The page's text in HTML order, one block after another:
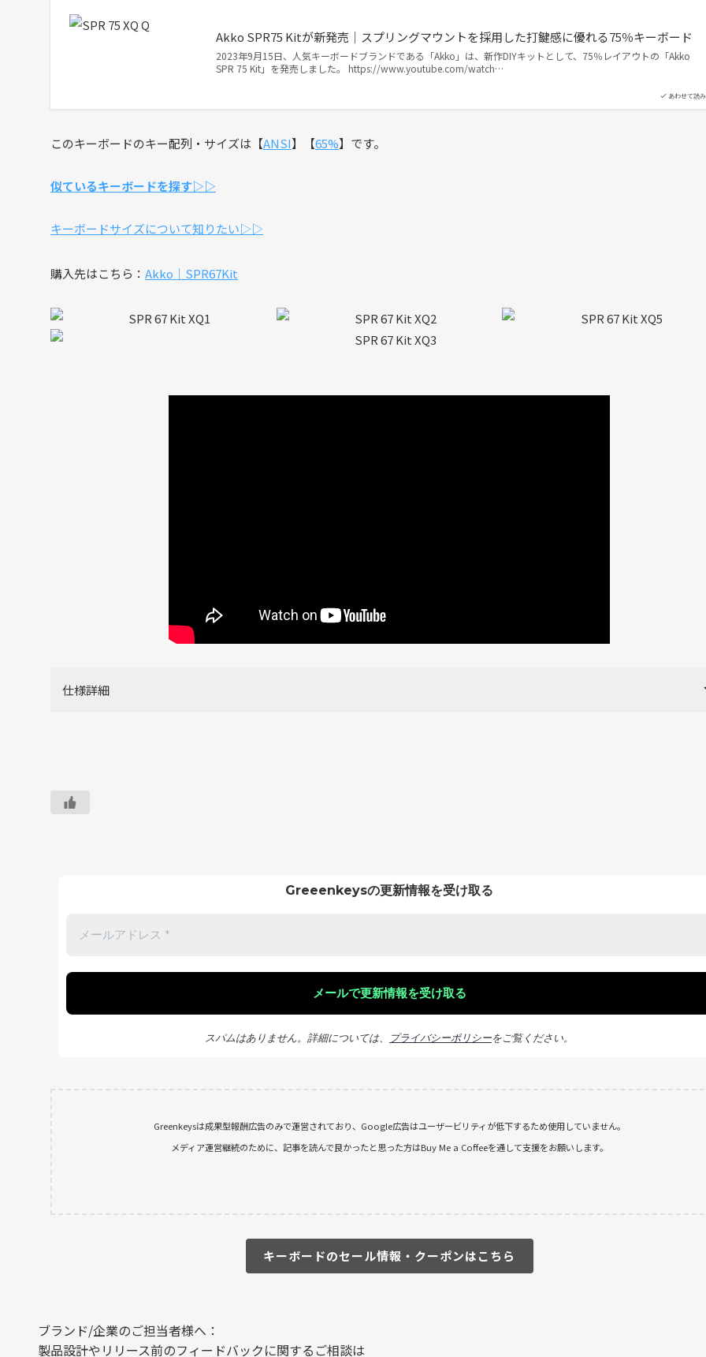
あわせて読
Akko SPR75 Kitが新発売｜スプリングマウントを採用した打鍵感に優れる75％キーボード
2023年9月15日、人気キーボードブランドである「Akko」は、新作DIYキットとして、75％レイアウトの「Akko
SPR 75 Kit」を発売しました。 https://www.youtube.com/watch…
このキーボードのキー配列・サイズは【ANSI】【65%】です。
似ているキーボードを探す▷▷
キーボードサイズについて知りたい▷▷
購入先はこちら： Akko｜SPR67Kit
仕様詳細
Greeenkeysの更新情報を受け取る
スパムはありません。詳細については、 プライバシーポリシーをご覧ください。
Greenkeysは成果型報酬広告のみで運営されており、Google広告はユーザービリティが低下するため使用していません。
メディア運営継続のために、記事を読んで良かったと思った方はBuy Me a Coffeeを通して支援をお願いします。
キーボードのセール情報・クーポンはこちら
ブランド/企業のご担当者様へ：
製品設計やリリース前のフィードバックに関するご相談は